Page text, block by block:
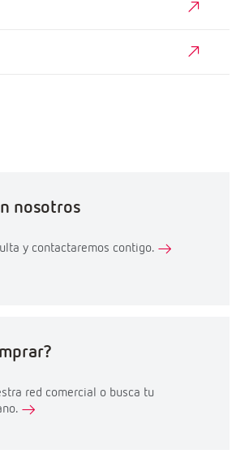
nosotros
y contactaremos contigo.
red comercial o busca tu